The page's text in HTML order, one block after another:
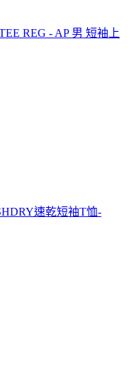
REG - AP 男 短袖上
速乾短袖T恤-